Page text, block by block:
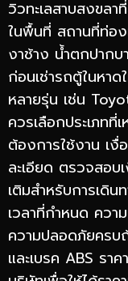
วิวทะเลสาบสงขล
ในพื้นที่ สถานที่ท่อ
งาช้าง น้ำตกปาก
ก่อนเช่ารถตู้ในหา
หลายรุ่น เช่น
ควรเลือกประเภทที่
ต้องการใช้งาน เงื่
ละเอียด ตรวจสอบ
เติมสำหรับการเดิ
เวลาที่กำหนด คว
ความปลอดภัยครบ
และเบรค ABS ราค